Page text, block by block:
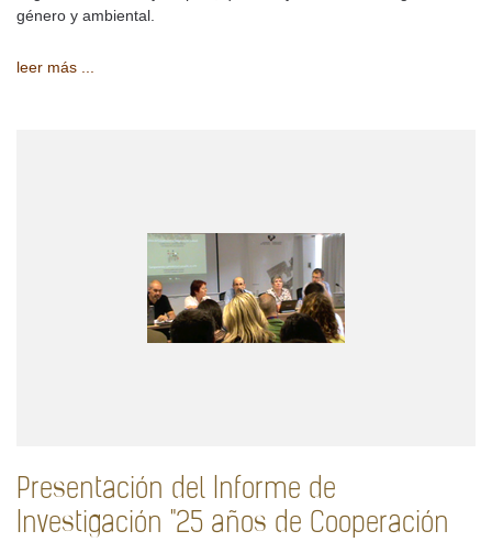
género y ambiental.
leer más ...
Presentación del Informe de
Investigación "25 años de Cooperación